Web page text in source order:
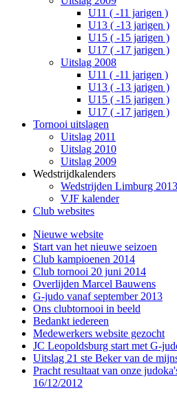
U11 ( -11 jarigen )
U13 ( -13 jarigen )
U15 ( -15 jarigen )
U17 ( -17 jarigen )
Uitslag 2008
U11 ( -11 jarigen )
U13 ( -13 jarigen )
U15 ( -15 jarigen )
U17 ( -17 jarigen )
Tornooi uitslagen
Uitslag 2011
Uitslag 2010
Uitslag 2009
Wedstrijdkalenders
Wedstrijden Limburg 2013
VJF kalender
Club websites
Nieuwe website
Start van het nieuwe seizoen
Club kampioenen 2014
Club tornooi 20 juni 2014
Overlijden Marcel Bauwens
G-judo vanaf september 2013
Ons clubtornooi in beeld
Bedankt iedereen
Medewerkers website gezocht
JC Leopoldsburg start met G-
Uitslag 21 ste Beker van de
Pracht resultaat van onze
16/12/2012